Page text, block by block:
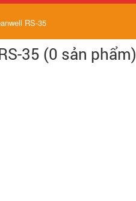
RS-35
35 (0 sản phẩm)